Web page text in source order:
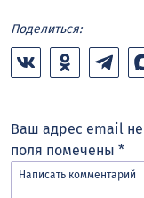
Поделиться:
Ваш адрес email не
поля помечены *